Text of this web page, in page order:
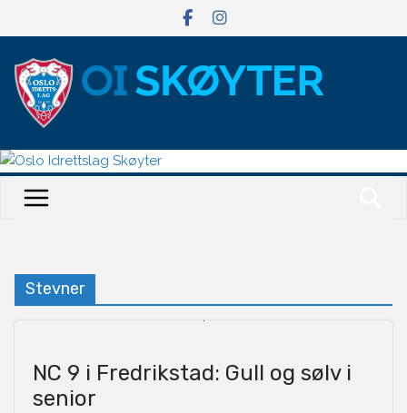
Stevner
NC 9 i Fredrikstad: Gull og sølv i
senior